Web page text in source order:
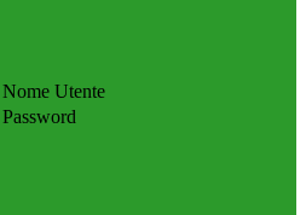
Nome Utente
Password